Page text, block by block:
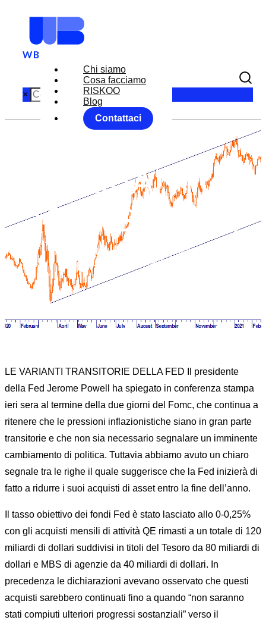
Chi siamo
Cosa facciamo
RISKOO
Blog
Contattaci
×
FED: LE
VARIANTI
TRANSITORIE
News
RISKOO MONITOR
FED: LE VARIANTI TRANSITORIE
LE VARIANTI TRANSITORIE DELLA FED Il presidente
della Fed Jerome Powell ha spiegato in conferenza stampa
ieri sera al termine della due giorni del Fomc, che continua a
ritenere che le pressioni inflazionistiche siano in gran parte
transitorie e che non sia necessario segnalare un imminente
cambiamento di politica. Tuttavia abbiamo avuto un chiaro
segnale tra le righe il quale suggerisce che la Fed inizierà di
fatto a ridurre i suoi acquisti di asset entro la fine dell’anno.
Il tasso obiettivo dei fondi Fed è stato lasciato allo 0-0,25%
con gli acquisti mensili di attività QE rimasti a un totale di 120
miliardi di dollari suddivisi in titoli del Tesoro da 80 miliardi di
dollari e MBS di agenzie da 40 miliardi di dollari. In
precedenza le dichiarazioni avevano osservato che questi
acquisti sarebbero continuati fino a quando “non saranno
stati compiuti ulteriori progressi sostanziali” verso il